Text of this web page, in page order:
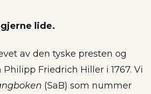
lide.
av den tyske presten og
Friedrich Hiller i 1767. Vi
(SaB) som nummer